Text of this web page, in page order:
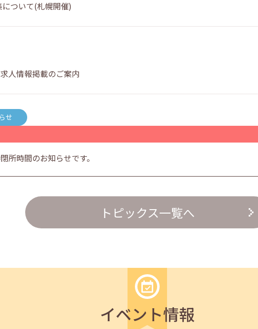
ついて(札幌開催)
人情報掲載のご案内
せ
所時間のお知らせです。
のための『越境人材育成』３ステップ」
トピックス一覧へ
イベント情報